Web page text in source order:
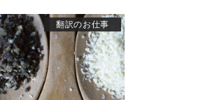
翻訳のお仕事